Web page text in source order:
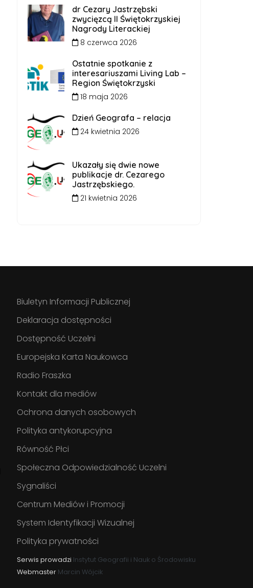
dr Cezary Jastrzębski
zwycięzcą II Świętokrzyskiej
Nagrody Literackiej
8 czerwca 2026
Ostatnie spotkanie z
interesariuszami Living Lab –
Region Świętokrzyski
18 maja 2026
Dzień Geografa – relacja
24 kwietnia 2026
Ukazały się dwie nowe
publikacje dr. Cezarego
Jastrzębskiego.
21 kwietnia 2026
Biuletyn Informacji Publicznej
Deklaracja dostępności
Dostępność Uczelni
Europejska Karta Naukowca
Radio Fraszka
Kontakt dla mediów
Ochrona danych osobowych
Polityka antykorupcyjna
Równość Płci
Społeczna Odpowiedzialność Uczelni
Sygnaliści
Centrum Mediów i Promocji
System Identyfikacji Wizualnej
Polityka prywatności
Serwis prowadzi Instytut Geografii i Nauk o Środowisku
Webmaster Marcin Wójcik